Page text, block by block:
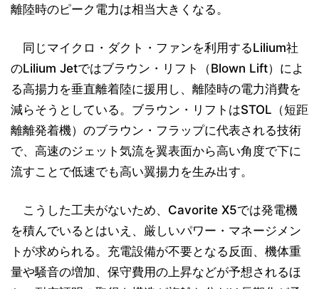
離陸時のピーク電力は相当大きくなる。
同じマイクロ・ダクト・ファンを利用するLilium社
のLilium Jetではブラウン・リフト（Blown Lift）によ
る高揚力を垂直離着陸に援用し、離陸時の電力消費を
減らそうとしている。ブラウン・リフトはSTOL（短距
離離発着機）のブラウン・フラップに代表される技術
で、高速のジェット気流を翼表面から高い角度で下に
流すことで低速でも高い翼揚力を生み出す。
こうした工夫がないため、Cavorite X5では発電機
を積んでいるとはいえ、厳しいパワー・マネージメン
トが求められる。充電設備が不要となる反面、機体重
量や騒音の増加、保守費用の上昇などが予想されるほ